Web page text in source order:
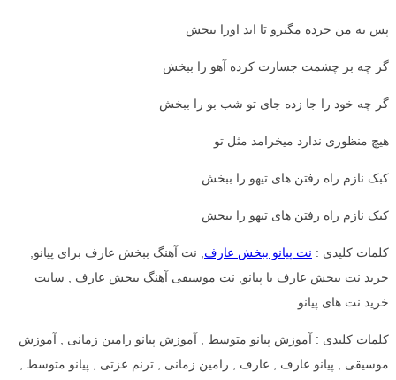
پس به من خرده مگیرو تا ابد اورا ببخش
گر چه بر چشمت جسارت کرده آهو را ببخش
گر چه خود را جا زده جای تو شب بو را ببخش
هیچ منظوری ندارد میخرامد مثل تو
کبک نازم راه رفتن های تیهو را ببخش
کبک نازم راه رفتن های تیهو را ببخش
کلمات کلیدی : نت پیانو ببخش عارف , نت آهنگ ببخش عارف برای پیانو,
خرید نت ببخش عارف با پیانو, نت موسیقی آهنگ ببخش عارف , سایت
خرید نت های پیانو
کلمات کلیدی : آموزش پیانو متوسط , آموزش پیانو رامین زمانی , آموزش
موسیقی , پیانو عارف , عارف , رامین زمانی , ترنم عزتی , پیانو متوسط ,